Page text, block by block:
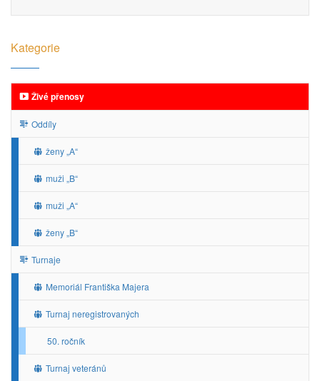
Kategorie
Živé přenosy
Oddíly
ženy „A“
muži „B“
muži „A“
ženy „B“
Turnaje
Memoriál Františka Majera
Turnaj neregistrovaných
50. ročník
Turnaj veteránů